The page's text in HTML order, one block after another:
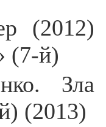
(7-й)
(2013)